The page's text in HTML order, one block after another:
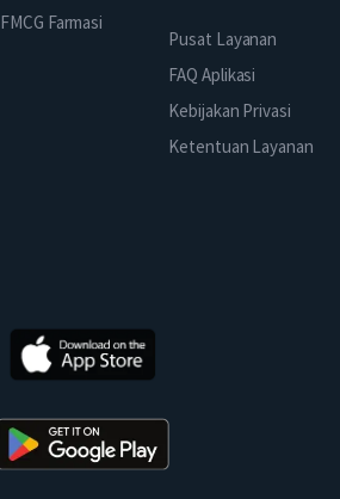
FMCG Farmasi
Pusat Layanan
FAQ Aplikasi
Kebijakan Privasi
Ketentuan Layanan